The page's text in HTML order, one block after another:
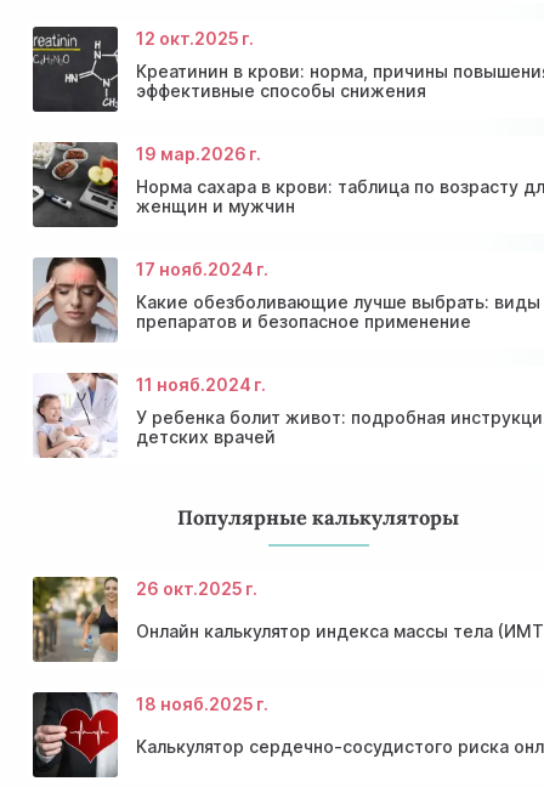
Скидки и акции на массаж в Киеве
Консультация эндокринолога и диагностика
щитовидной железы
Диагностика щитовидной железы
Акция: 20% скидки на консультации врачей!
12 окт.2025 г.
Креатинин в крови: норма, причины
эффективные способы снижения
19 мар.2026 г.
Норма сахара в крови: таблица по возрасту
женщин и мужчин
17 нояб.2024 г.
Какие обезболивающие лучше выбрать: виды
препаратов и безопасное применение
11 нояб.2024 г.
У ребенка болит живот: подробная
детских врачей
Популярные калькуляторы
26 окт.2025 г.
Онлайн калькулятор индекса массы тела
18 нояб.2025 г.
Калькулятор сердечно-сосудистого риска